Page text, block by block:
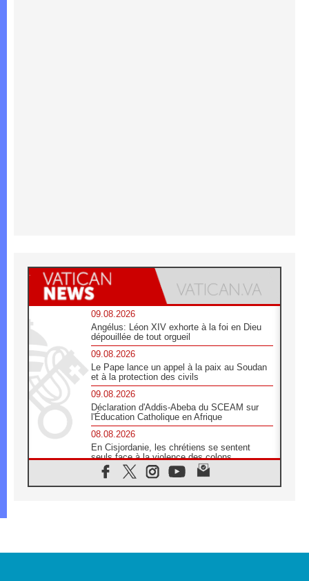
09.08.2026
Angélus: Léon XIV exhorte à la foi en Dieu
dépouillée de tout orgueil
09.08.2026
Le Pape lance un appel à la paix au Soudan
et à la protection des civils
09.08.2026
Déclaration d'Addis-Abeba du SCEAM sur
l'Éducation Catholique en Afrique
08.08.2026
En Cisjordanie, les chrétiens se sentent
seuls face à la violence des colons
08.08.2026
Léon XIV au sanctuaire de Notre Dame du
08.08.2026